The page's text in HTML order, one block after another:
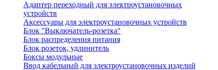
Адаптер переходный для электроустановочных
устройств
Аксессуары для электроустановочных устройств
Блок "Выключатель-розетка"
Блок распределения питания
Блок розеток, удлинитель
Боксы модульные
Ввод кабельный для электроустановочных изделий